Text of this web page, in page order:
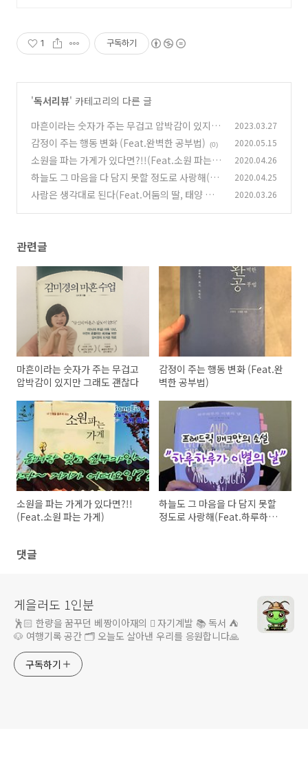
1 구독하기
'독서리뷰' 카테고리의 다른 글
마흔이라는 숫자가 주는 무겁고 압박감이 있지만
그래도 괜찮다 (1)
2023.03.27
감정이 주는 행동 변화 (Feat.완벽한 공부법) (0) 2020.05.15
소원을 파는 가게가 있다면?!!(Feat.소원 파는
가게)
(0)
2020.04.26
하늘도 그 마음을 다 담지 못할 정도로 사랑해(Fe
at.하루하루가 이별의 날)
(0)
2020.04.25
사람은 생각대로 된다(Feat.어둠의 딸, 태양 앞
2020.03.26
관련글
마흔이라는 숫자가 주는 무겁고
압박감이 있지만 그래도 괜찮다
감정이 주는 행동 변화 (Feat.완
벽한 공부법)
소원을 파는 가게가 있다면?!!
(Feat.소원 파는 가게)
하늘도 그 마음을 다 담지 못할
정도로 사랑해(Feat.하루하루
댓글
게을러도 1인분
🕺🏻 한량을 꿈꾸던 베짱이아재의 🪏 자기계발 📚 독서 ⛺️
🐶 여행기록 공간 🗂️ 오늘도 살아낸 우리를 응원합니다🙏
구독하기